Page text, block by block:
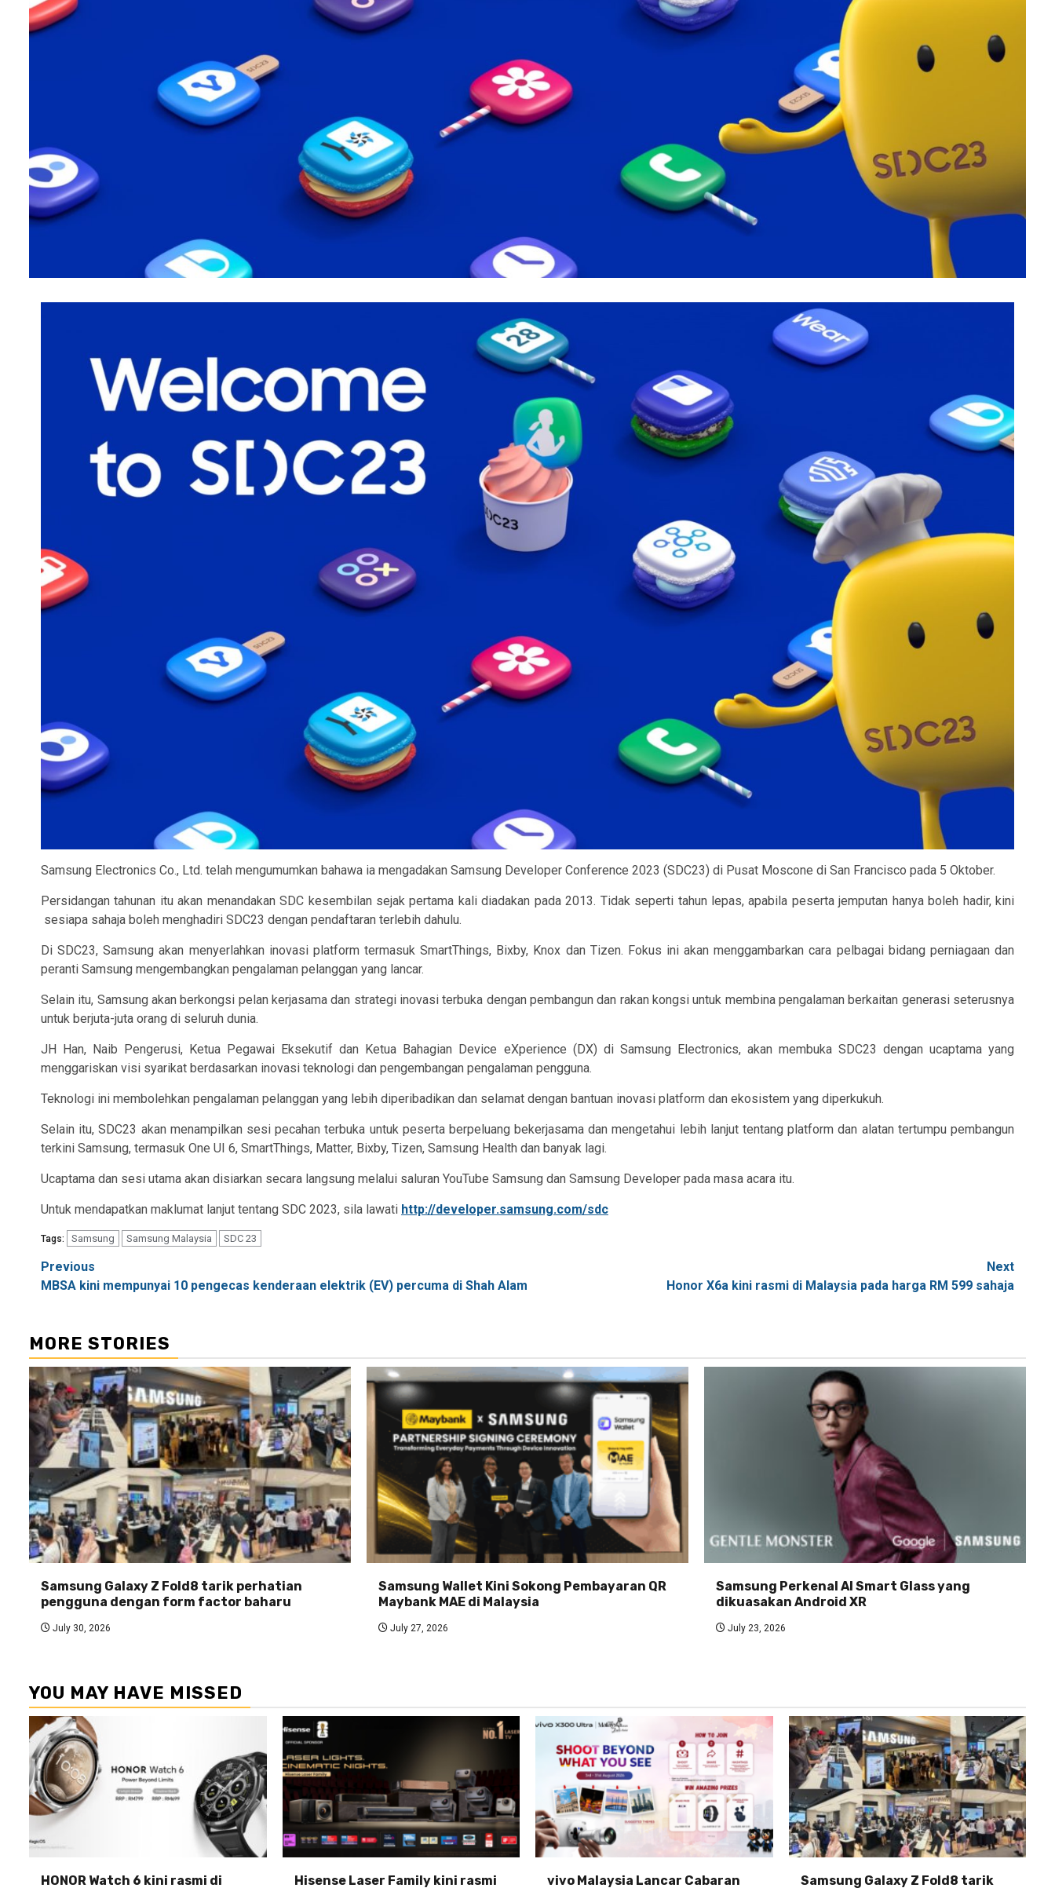
Samsung Electronics Co., Ltd. telah mengumumkan bahawa ia mengadakan Samsung Developer Conference 2023 (SDC23) di Pusat Moscone di San Francisco pada 5 Oktober.
Persidangan tahunan itu akan menandakan SDC kesembilan sejak pertama kali diadakan pada 2013. Tidak seperti tahun lepas, apabila peserta jemputan hanya boleh hadir, kini
sesiapa sahaja boleh menghadiri SDC23 dengan pendaftaran terlebih dahulu.
Di SDC23, Samsung akan menyerlahkan inovasi platform termasuk SmartThings, Bixby, Knox dan Tizen. Fokus ini akan menggambarkan cara pelbagai bidang perniagaan dan
peranti Samsung mengembangkan pengalaman pelanggan yang lancar.
Selain itu, Samsung akan berkongsi pelan kerjasama dan strategi inovasi terbuka dengan pembangun dan rakan kongsi untuk membina pengalaman berkaitan generasi seterusnya
untuk berjuta-juta orang di seluruh dunia.
JH Han, Naib Pengerusi, Ketua Pegawai Eksekutif dan Ketua Bahagian Device eXperience (DX) di Samsung Electronics, akan membuka SDC23 dengan ucaptama yang
menggariskan visi syarikat berdasarkan inovasi teknologi dan pengembangan pengalaman pengguna.
Teknologi ini membolehkan pengalaman pelanggan yang lebih diperibadikan dan selamat dengan bantuan inovasi platform dan ekosistem yang diperkukuh.
Selain itu, SDC23 akan menampilkan sesi pecahan terbuka untuk peserta berpeluang bekerjasama dan mengetahui lebih lanjut tentang platform dan alatan tertumpu pembangun
terkini Samsung, termasuk One UI 6, SmartThings, Matter, Bixby, Tizen, Samsung Health dan banyak lagi.
Ucaptama dan sesi utama akan disiarkan secara langsung melalui saluran YouTube Samsung dan Samsung Developer pada masa acara itu.
Untuk mendapatkan maklumat lanjut tentang SDC 2023, sila lawati http://developer.samsung.com/sdc
Tags: Samsung Samsung Malaysia SDC 23
Post
navigation
Previous
MBSA kini mempunyai 10 pengecas kenderaan elektrik (EV) percuma di Shah Alam
Next
Honor X6a kini rasmi di Malaysia pada harga RM 599 sahaja
MORE STORIES
Samsung Galaxy Z Fold8 tarik perhatian
pengguna dengan form factor baharu
July 30, 2026
Samsung Wallet Kini Sokong Pembayaran QR
Maybank MAE di Malaysia
July 27, 2026
Samsung Perkenal AI Smart Glass yang
dikuasakan Android XR
July 23, 2026
YOU MAY HAVE MISSED
HONOR Watch 6 kini rasmi di Hisense Laser Family kini rasmi vivo Malaysia Lancar Cabaran Samsung Galaxy Z Fold8 tarik